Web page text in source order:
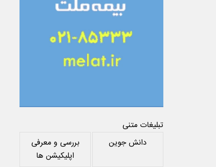
تبلیغات متنی
دانش جوین
بررسی و معرفی
اپلیکیشن ها